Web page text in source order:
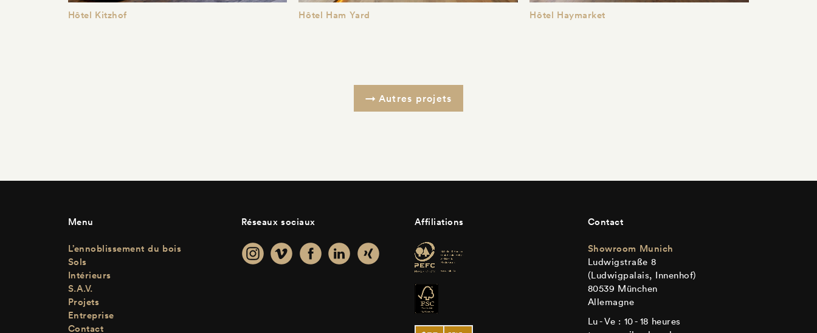
Hôtel Kitzhof Hôtel Ham Yard Hôtel Haymarket
Autres projets
Menu
L’ennoblissement du bois
Sols
Intérieurs
S.A.V.
Projets
Entreprise
Contact
Réseaux sociaux Affiliations Contact
Showroom Munich
Ludwigstraße 8
(Ludwigpalais, Innenhof)
80539 München
Allemagne
Lu - Ve : 10 - 18 heures